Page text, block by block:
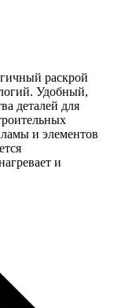
раскрой
Удобный,
деталей для
и элементов
и